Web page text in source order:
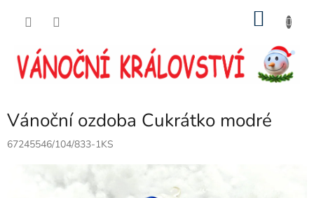
Vánoční ozdoba Cukrátko modré
67245546/104/833-1KS